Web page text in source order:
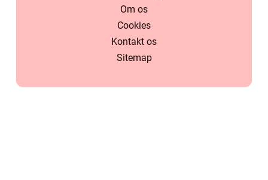
Om os
Cookies
Kontakt os
Sitemap